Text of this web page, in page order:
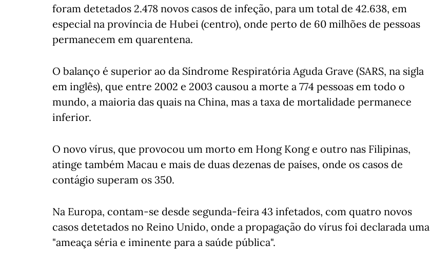
foram detetados 2.478 novos casos de infeção, para um total de 42.638, em
especial na província de Hubei (centro), onde perto de 60 milhões de pessoas
permanecem em quarentena.
O balanço é superior ao da Síndrome Respiratória Aguda Grave (SARS, na sigla
em inglês), que entre 2002 e 2003 causou a morte a 774 pessoas em todo o
mundo, a maioria das quais na China, mas a taxa de mortalidade permanece
inferior.
O novo vírus, que provocou um morto em Hong Kong e outro nas Filipinas,
atinge também Macau e mais de duas dezenas de países, onde os casos de
contágio superam os 350.
Na Europa, contam-se desde segunda-feira 43 infetados, com quatro novos
casos detetados no Reino Unido, onde a propagação do vírus foi declarada uma
"ameaça séria e iminente para a saúde pública".